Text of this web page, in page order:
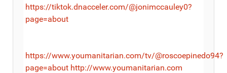
https://tiktok.dnacceler.com/@jonimccauley0?
page=about
https://www.youmanitarian.com/tv/@roscoepinedo94?
page=about http://www.youmanitarian.com